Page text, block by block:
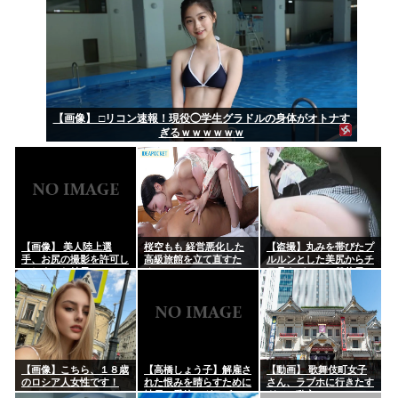
【画像】 □リコン速報！現役◯学生グラドルの身体がオトナす
ぎるｗｗｗｗｗｗ
【画像】 美人陸上選
手、お尻の撮影を許可し
てしまった結果ｗｗｗｗ
ｗｗ
桜空もも 経営悪化した
高級旅館を立て直すた
め…セッ●スレスのカッ
【盗撮】丸みを帯びたプ
ルルンとした美尻からチ
ラ見えパンティ♡休日の
行楽地でまったりしてる
素人ギャルの下半身事情
ｗｗｗ
【画像】こちら、１８歳
のロシア人女性です！
【高橋しょう子】解雇さ
れた恨みを晴らすために
社長の愛娘のグラビアア
【動画】 歌舞伎町女子
さん、ラブホに行きたす
ぎてご乱心ｗｗｗ